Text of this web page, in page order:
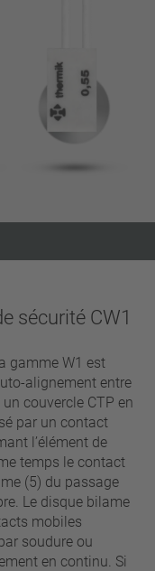
sécurité CW1
gamme W1 est
alignement entre
couvercle CTP en
par un contact
l’élément de
temps le contact
(5) du passage
Le disque bilame
mobiles
soudure ou
en continu. Si